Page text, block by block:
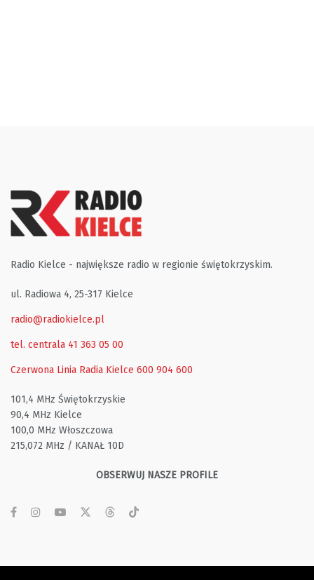
Radio Kielce - największe radio w regionie świętokrzyskim.
ul. Radiowa 4, 25-317 Kielce
radio@radiokielce.pl
tel. centrala 41 363 05 00
Czerwona Linia Radia Kielce 600 904 600
101,4 MHz Świętokrzyskie
90,4 MHz Kielce
100,0 MHz Włoszczowa
215,072 MHz / KANAŁ 10D
OBSERWUJ NASZE PROFILE